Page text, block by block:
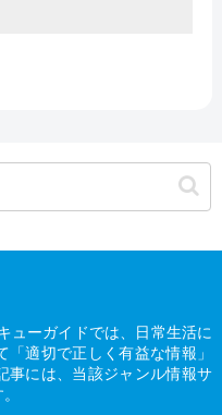
ューガイドでは、日常生活に
適切で正しく有益な情報」
事には、当該ジャンル情報サ